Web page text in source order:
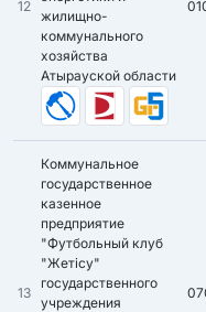
12
жилищно-
коммунального
хозяйства
Атырауской области
13
Коммунальное
государственное
казенное
предприятие
"Футбольный клуб
"Жетісу"
государственного
учреждения